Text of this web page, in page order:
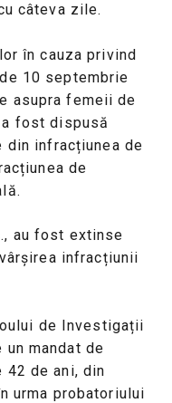
câteva zile.
în cauza privind
10 septembrie
asupra femeii de
a fost dispusă
din infracțiunea de
de
au fost extinse
infracțiunii
de Investigații
un mandat de
42 de ani, din
urma probatoriului